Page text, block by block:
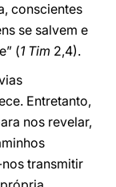
conscientes
se salvem e
(1 Tim 2,4).
Entretanto,
nos revelar,
transmitir